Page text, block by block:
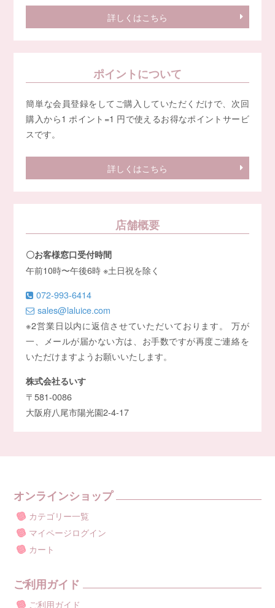
詳しくはこちら
ポイントについて
簡単な会員登録をしてご購入していただくだけで、次回
購入から1 ポイント=1 円で使えるお得なポイントサービ
スです。
詳しくはこちら
店舗概要
〇お客様窓口受付時間
午前10時〜午後6時 ※土日祝を除く
072-993-6414
sales@laluice.com
※2営業日以内に返信させていただいております。 万が
一、メールが届かない方は、お手数ですが再度ご連絡を
いただけますようお願いいたします。
株式会社るいす
〒581-0086
大阪府八尾市陽光園2-4-17
オンラインショップ
カテゴリー一覧
マイページログイン
カート
ご利用ガイド
ご利用ガイド